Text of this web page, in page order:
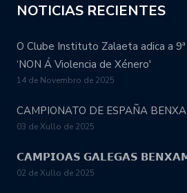
NOTICIAS RECIENTES
O Clube Instituto Zalaeta adica a
‘NON Á Violencia de Xénero'
14 de Novembro de 2025
CAMPIONATO DE ESPAÑA
03 de Xullo de 2025
𝗖𝗔𝗠𝗣𝗜𝗢𝗔𝗦 𝗚𝗔𝗟𝗘𝗚𝗔𝗦
02 de Xullo de 2025